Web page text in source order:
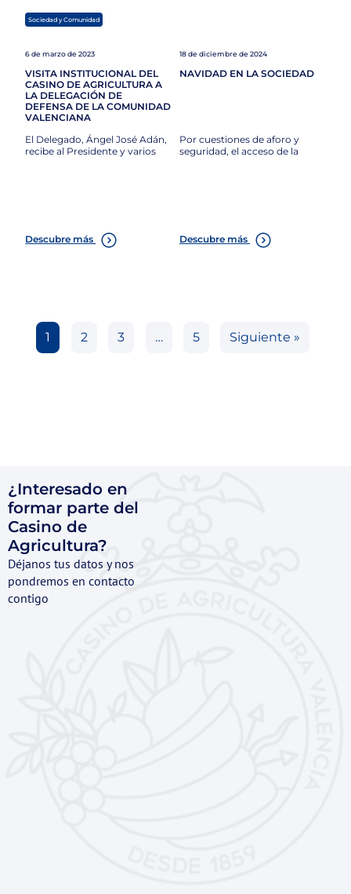
VISITA INSTITUCIONAL DEL
CASINO DE AGRICULTURA A
LA DELEGACIÓN DE
DEFENSA DE LA COMUNIDAD
VALENCIANA
6 de marzo de 2023
Sociedad y Comunidad
El Delegado, Ángel José Adán,
recibe al Presidente y varios
Descubre más
NAVIDAD EN LA SOCIEDAD
18 de diciembre de 2024
Por cuestiones de aforo y
seguridad, el acceso de la
Descubre más
1 2 3 … 5 Siguiente »
¿Interesado en
formar parte del
Casino de
Agricultura?
Déjanos tus datos y nos
pondremos en contacto
contigo